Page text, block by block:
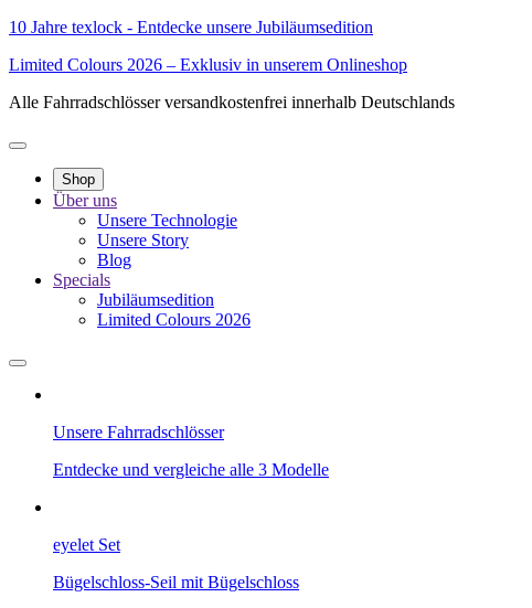
10 Jahre texlock - Entdecke unsere Jubiläumsedition
Limited Colours 2026 – Exklusiv in unserem Onlineshop
Alle Fahrradschlösser versandkostenfrei innerhalb Deutschlands
Shop
Über uns
Unsere Technologie
Unsere Story
Blog
Specials
Jubiläumsedition
Limited Colours 2026
Unsere Fahrradschlösser
Entdecke und vergleiche alle 3 Modelle
eyelet Set
Bügelschloss-Seil mit Bügelschloss